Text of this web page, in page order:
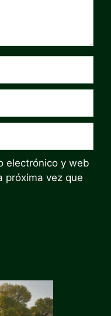
electrónico y web
próxima vez que